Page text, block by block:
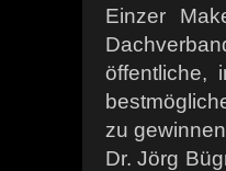
Einzer
öffentliche,
zu
Dr. Jörg